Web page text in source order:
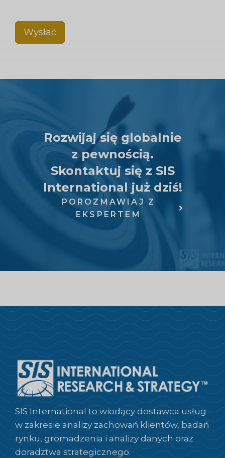
Wysłać
Rozwijaj się globalnie
z pewnością.
Skontaktuj się z SIS
International już dziś!
POROZMAWIAJ Z
EKSPERTEM
SIS International to wiodący dostawca usług
w zakresie analizy zachowań klientów, badań
rynku, gromadzenia i analizy danych oraz
doradztwa strategicznego.